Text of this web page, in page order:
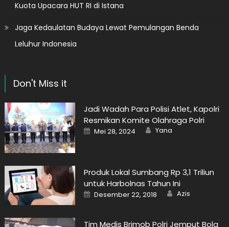
Kuota Upacara HUT RI di Istana
Jaga Kedaulatan Budaya Lewat Pemulangan Benda
Leluhur Indonesia
Don't Miss it
Jadi Wadah Para Polisi Atlet, Kapolri
Resmikan Komite Olahraga Polri
Posted
on
Mei 28, 2024 Author
Yana
Produk Lokal Sumbang Rp 3,1 Triliun
untuk Harbolnas Tahun Ini
Posted
on
Desember 22, 2018 Author
Azis
Tim Medis Brimob Polri Jemput Bola